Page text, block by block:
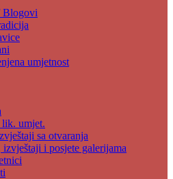
Blogovi
umjetnost
umjet.
sa otvaranja
izvještaji i posjete galerijama